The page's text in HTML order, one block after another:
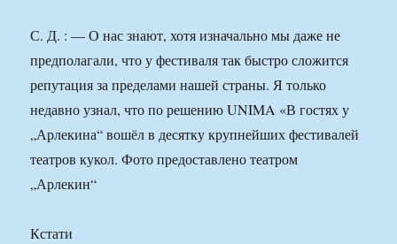
С. Д. : — О нас знают, хотя изначально мы даже не
предполагали, что у фестиваля так быстро сложится
репутация за пределами нашей страны. Я только
недавно узнал, что по решению UNIMA «В гостях у
„Арлекина“ вошёл в десятку крупнейших фестивалей
театров кукол. Фото предоставлено театром
„Арлекин“
Кстати